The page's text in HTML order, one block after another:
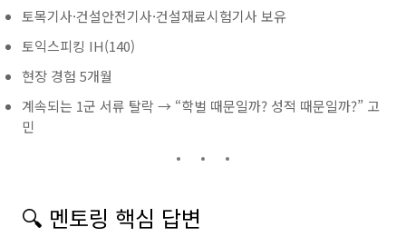
토목기사·건설안전기사·건설재료시험기사 보유
토익스피킹 IH(140)
현장 경험 5개월
계속되는 1군 서류 탈락 → “학벌 때문일까? 성적 때문일까?” 고
민
🔍 멘토링 핵심 답변